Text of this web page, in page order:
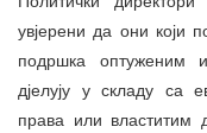
увјерени да они који
подршка оптуженим
дјелују у складу са
права или властитим